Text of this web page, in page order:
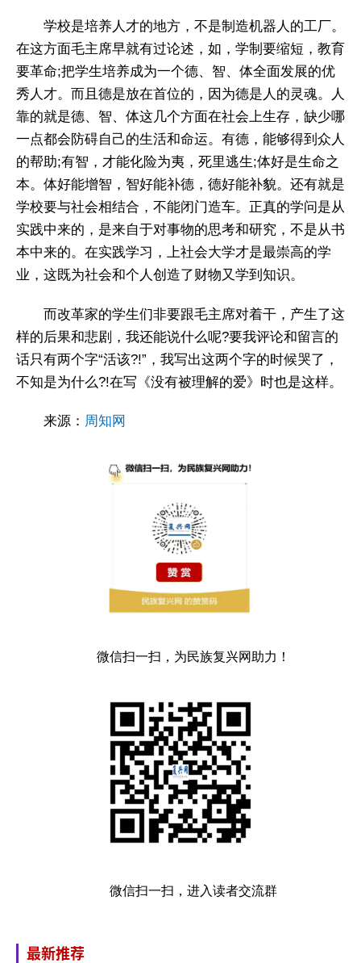
学校是培养人才的地方，不是制造机器人的工厂。
在这方面毛主席早就有过论述，如，学制要缩短，教育
要革命;把学生培养成为一个德、智、体全面发展的优
秀人才。而且德是放在首位的，因为德是人的灵魂。人
靠的就是德、智、体这几个方面在社会上生存，缺少哪
一点都会防碍自己的生活和命运。有德，能够得到众人
的帮助;有智，才能化险为夷，死里逃生;体好是生命之
本。体好能增智，智好能补德，德好能补貌。还有就是
学校要与社会相结合，不能闭门造车。正真的学问是从
实践中来的，是来自于对事物的思考和研究，不是从书
本中来的。在实践学习，上社会大学才是最崇高的学
业，这既为社会和个人创造了财物又学到知识。
而改革家的学生们非要跟毛主席对着干，产生了这
样的后果和悲剧，我还能说什么呢?要我评论和留言的
话只有两个字“活该?!”，我写出这两个字的时候哭了，
不知是为什么?!在写《没有被理解的爱》时也是这样。
来源： 周知网
微信扫一扫，为民族复兴网助力！
微信扫一扫，进入读者交流群
最新推荐